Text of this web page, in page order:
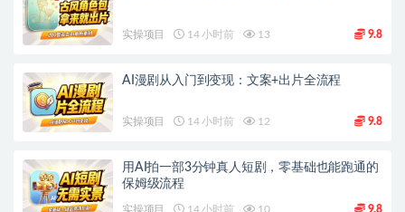
实操项目 14 小时前 13 9.8
AI漫剧从入门到变现：文案+出片全流程
实操项目 14 小时前 12 9.8
用AI拍一部3分钟真人短剧，零基础也能跑通的
保姆级流程
实操项目 14 小时前 10 9.8